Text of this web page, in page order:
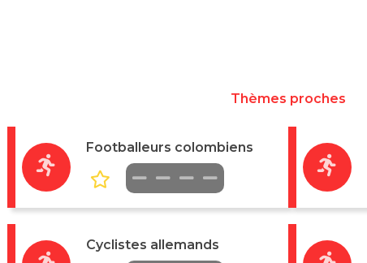
Thèmes proches
Footballeurs colombiens
Cyclistes allemands